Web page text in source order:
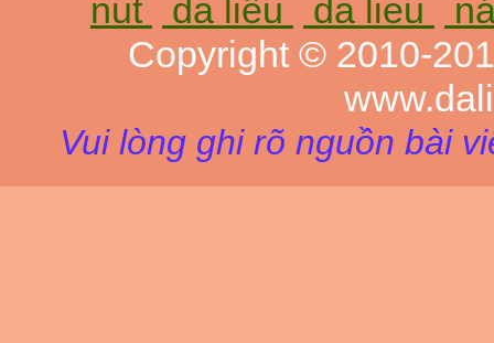
nut
da liễu da lieu
Copyright © 2010-
Vui lòng ghi rõ nguồn bài